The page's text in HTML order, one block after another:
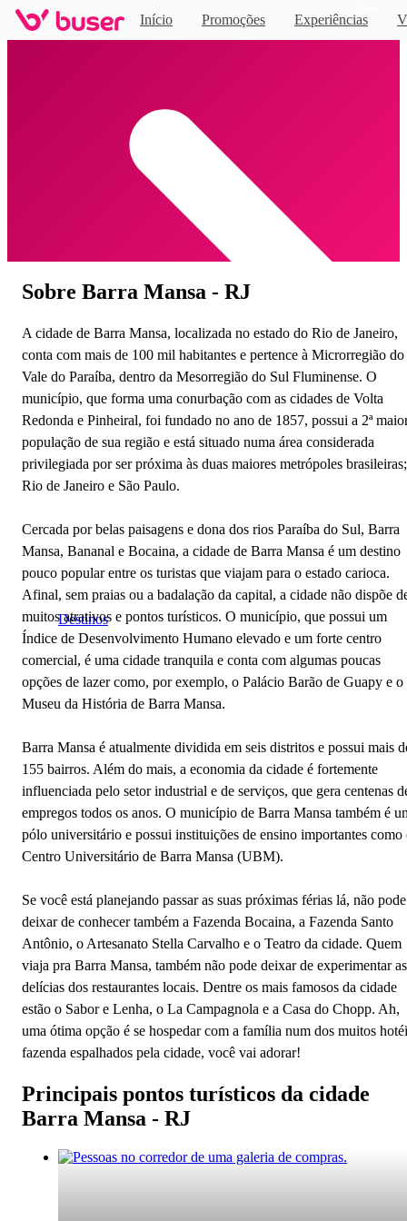
Início Promoções Experiências
Home
Destinos
Sobre Barra Mansa - RJ
A cidade de Barra Mansa, localizada no estado do Rio de Janeiro,
conta com mais de 100 mil habitantes e pertence à Microrregião do
Vale do Paraíba, dentro da Mesorregião do Sul Fluminense. O
município, que forma uma conurbação com as cidades de Volta
Redonda e Pinheiral, foi fundado no ano de 1857, possui a 2ª
população de sua região e está situado numa área considerada
privilegiada por ser próxima às duas maiores metrópoles brasileiras;
Rio de Janeiro e São Paulo.
Cercada por belas paisagens e dona dos rios Paraíba do Sul, Barra
Mansa, Bananal e Bocaina, a cidade de Barra Mansa é um destino
pouco popular entre os turistas que viajam para o estado carioca.
Afinal, sem praias ou a badalação da capital, a cidade não dispõe
muitos atrativos e pontos turísticos. O município, que possui um
Índice de Desenvolvimento Humano elevado e um forte centro
comercial, é uma cidade tranquila e conta com algumas poucas
opções de lazer como, por exemplo, o Palácio Barão de Guapy e o
Museu da História de Barra Mansa.
Barra Mansa é atualmente dividida em seis distritos e possui mais
155 bairros. Além do mais, a economia da cidade é fortemente
influenciada pelo setor industrial e de serviços, que gera centenas
empregos todos os anos. O município de Barra Mansa também é
pólo universitário e possui instituições de ensino importantes como
Centro Universitário de Barra Mansa (UBM).
Se você está planejando passar as suas próximas férias lá, não pode
deixar de conhecer também a Fazenda Bocaina, a Fazenda Santo
Antônio, o Artesanato Stella Carvalho e o Teatro da cidade. Quem
viaja pra Barra Mansa, também não pode deixar de experimentar as
delícias dos restaurantes locais. Dentre os mais famosos da cidade
estão o Sabor e Lenha, o La Campagnola e a Casa do Chopp. Ah,
uma ótima opção é se hospedar com a família num dos muitos
fazenda espalhados pela cidade, você vai adorar!
Principais pontos turísticos da cidade
Barra Mansa - RJ